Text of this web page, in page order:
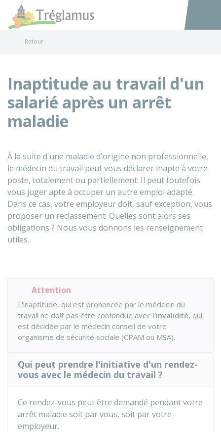
Accéder
Retour
Inaptitude au travail d'un
salarié après un arrêt
maladie
À la suite d'une maladie d'origine non professionnelle,
le médecin du travail peut vous déclarer inapte à votre
poste, totalement ou partiellement. Il peut toutefois
vous juger apte à occuper un autre emploi adapté.
Dans ce cas, votre employeur doit, sauf exception, vous
proposer un reclassement. Quelles sont alors ses
obligations ? Nous vous donnons les renseignement
utiles.
Attention
L'inaptitude, qui est prononcée par le médecin du
travail ne doit pas être confondue avec l'invalidité, qui
est décidée par le médecin conseil de votre
organisme de sécurité sociale (CPAM ou MSA).
Qui peut prendre l'initiative d'un rendez-
vous avec le médecin du travail ?
Ce rendez-vous peut être demandé pendant votre
arrêt maladie soit par vous, soit par votre
employeur.